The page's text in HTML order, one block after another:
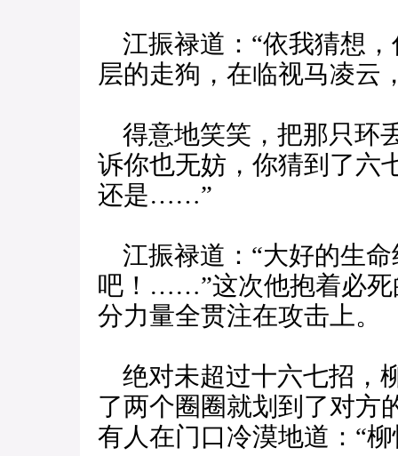
江振禄道：“依我猜想
层的走狗，在临视马凌云
得意地笑笑，把那只环
诉你也无妨，你猜到了六
还是……”
江振禄道：“大好的生
吧！……”这次他抱着必死
分力量全贯注在攻击上。
绝对未超过十六七招，
了两个圈圈就划到了对方
有人在门口冷漠地道：“